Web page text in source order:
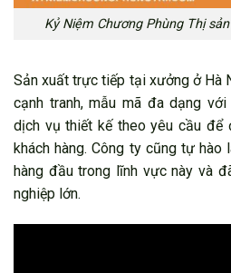
Kỷ Niệm Chương Phùng Thị
Sản xuất trực tiếp tại xưởng ở Hà
cạnh tranh, mẫu mã đa dạng
dịch vụ thiết kế theo yêu cầu
khách hàng. Công ty cũng tự
hàng đầu trong lĩnh vực này và
nghiệp lớn.